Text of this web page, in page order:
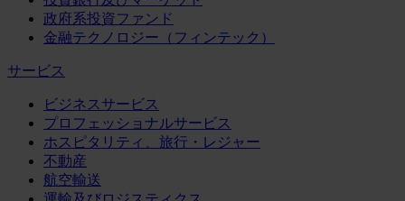
政府系投資ファンド
金融テクノロジー（フィンテック）
サービス
ビジネスサービス
プロフェッショナルサービス
ホスピタリティ、旅行・レジャー
不動産
航空輸送